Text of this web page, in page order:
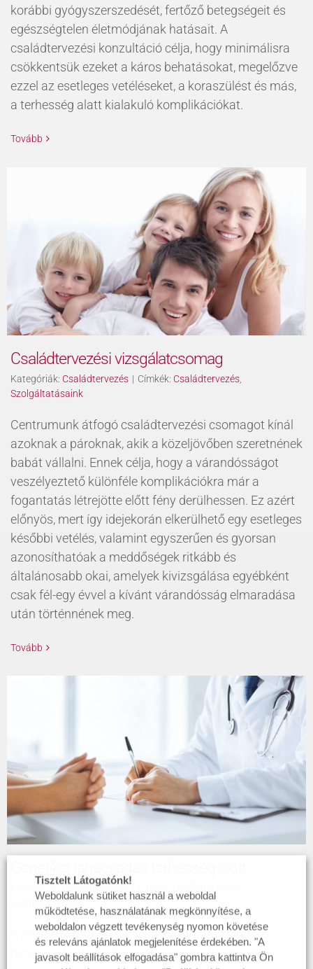
korábbi gyógyszerszedését, fertőző betegségeit és
egészségtelen életmódjának hatásait. A
családtervezési konzultáció célja, hogy minimálisra
csökkentsük ezeket a káros behatásokat, megelőzve
ezzel az esetleges vetéléseket, a koraszülést és más,
a terhesség alatt kialakuló komplikációkat.
Tovább
Családtervezési vizsgálatcsomag
Kategóriák: Családtervezés | Címkék: Családtervezés,
Szolgáltatásaink
Centrumunk átfogó családtervezési csomagot kínál
azoknak a pároknak, akik a közeljövőben szeretnének
babát vállalni. Ennek célja, hogy a várandósságot
veszélyeztető különféle komplikációkra már a
fogantatás létrejötte előtt fény derülhessen. Ez azért
előnyös, mert így idejekorán elkerülhető egy esetleges
későbbi vetélés, valamint egyszerűen és gyorsan
azonosíthatóak a meddőségek ritkább és
általánosabb okai, amelyek kivizsgálása egyébként
csak fél-egy évvel a kívánt várandósság elmaradása
után történnének meg.
Tovább
Kategóriák:Családtervezés
Szolgáltatásaink
A prekoncepcionális, vagyis fogantatás előtti
genetikai tanácsadás során arra próbálunk meg
Tisztelt Látogatónk!
Weboldalunk sütiket használ a weboldal
működtetése, használatának megkönnyítése, a
weboldalon végzett tevékenység nyomon követése
és releváns ajánlatok megjelenítése érdekében. "A
javasolt beállítások elfogadása" gombra kattintva Ön